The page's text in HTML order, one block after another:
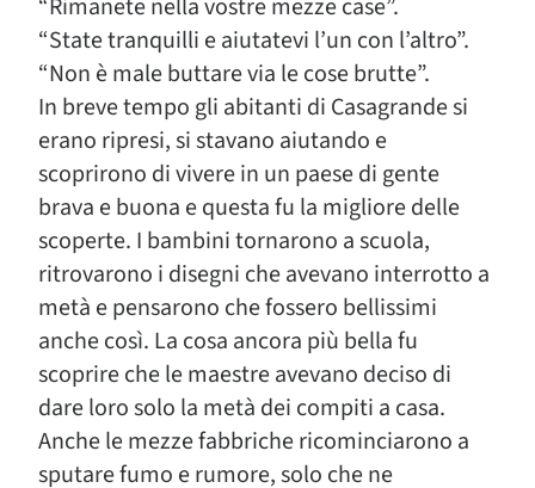
“Rimanete nella vostre mezze case”.
“State tranquilli e aiutatevi l’un con l’altro”.
“Non è male buttare via le cose brutte”.
In breve tempo gli abitanti di Casagrande si
erano ripresi, si stavano aiutando e
scoprirono di vivere in un paese di gente
brava e buona e questa fu la migliore delle
scoperte. I bambini tornarono a scuola,
ritrovarono i disegni che avevano interrotto a
metà e pensarono che fossero bellissimi
anche così. La cosa ancora più bella fu
scoprire che le maestre avevano deciso di
dare loro solo la metà dei compiti a casa.
Anche le mezze fabbriche ricominciarono a
sputare fumo e rumore, solo che ne